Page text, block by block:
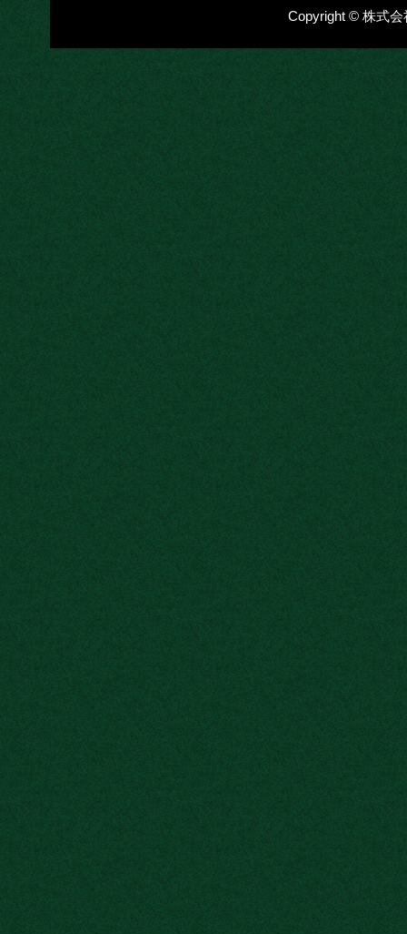
Copyright © 株式会